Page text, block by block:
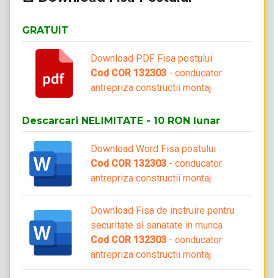
GRATUIT
Download PDF Fisa postului
Cod COR 132303 - conducator
antrepriza constructii montaj
Descarcari NELIMITATE - 10 RON lunar
Download Word Fisa postului
Cod COR 132303 - conducator
antrepriza constructii montaj
Download Fisa de instruire pentru
securitate si sanatate in munca
Cod COR 132303 - conducator
antrepriza constructii montaj